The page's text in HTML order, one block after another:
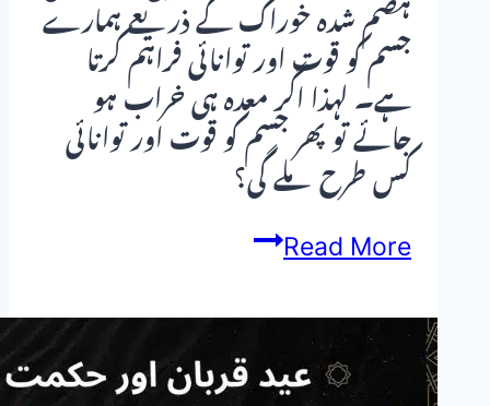
ہضم شدہ خوراک کے ذریعے ہمارے
جسم کو قوت اور توانائی فراہم کرتا
ہے۔ لہذا اگر معدہ ہی خراب ہو
جائے تو پھر جسم کو قوت اور توانائی
کس طرح ملے گی؟
Read Moreمعدے
تیزابیت
(Stomach